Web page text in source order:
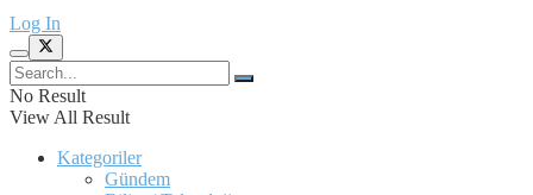
Log In
No Result
View All Result
Kategoriler
Gündem